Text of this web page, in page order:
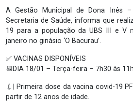
A Gestão Municipal de Dona Inês
Secretaria de Saúde, informa que
19 para a população da UBS III e V
janeiro no ginásio ‘O Bacurau’.
✅ VACINAS DISPONÍVEIS
📆DIA 18/01 – Terça-feira – 7h30 às 11h
💉| Primeira dose da vacina covid-19
partir de 12 anos de idade.